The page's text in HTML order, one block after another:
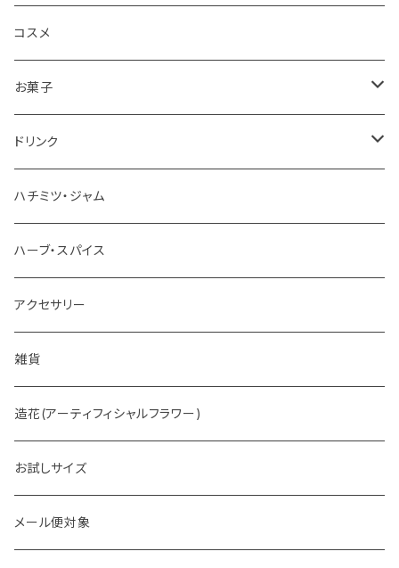
コスメ
お菓子
チョコレート
ドリンク
お茶
ホットチョコレート
ハチミツ・ジャム
ハーブ・スパイス
アクセサリー
雑貨
造花(アーティフィシャルフラワー)
お試しサイズ
メール便対象